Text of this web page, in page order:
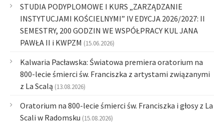
STUDIA PODYPLOMOWE I KURS „ZARZĄDZANIE
INSTYTUCJAMI KOŚCIELNYMI” IV EDYCJA 2026/2027: II
SEMESTRY, 200 GODZIN WE WSPÓŁPRACY KUL JANA
PAWŁA II i KWPZM (15.06.2026)
Kalwaria Pacławska: Światowa premiera oratorium na
800-lecie śmierci św. Franciszka z artystami związanymi
z La Scalą (13.08.2026)
Oratorium na 800-lecie śmierci św. Franciszka i głosy z La
Scali w Radomsku (15.08.2026)